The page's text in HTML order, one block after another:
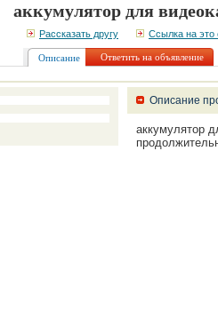
аккумулятор для
Рассказать другу Ссылка на это
Описание Ответить на объявление
Описание
аккумулятор